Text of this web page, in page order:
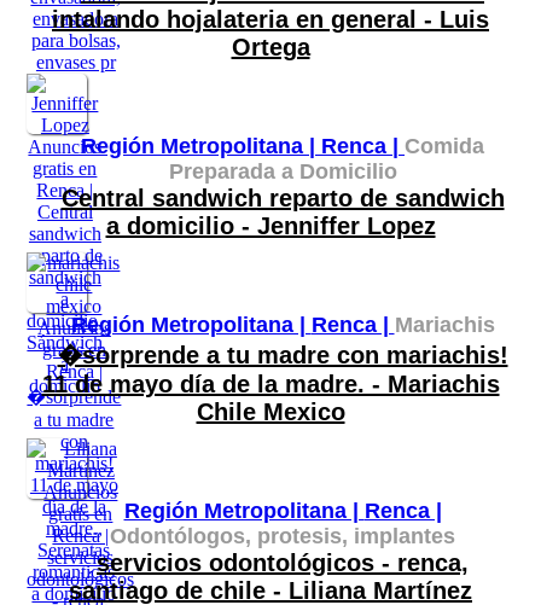
intalando hojalateria en general - Luis
Ortega
Región Metropolitana | Renca | Comida
Preparada a Domicilio
Central sandwich reparto de sandwich
a domicilio - Jenniffer Lopez
Región Metropolitana | Renca | Mariachis
�sorprende a tu madre con mariachis!
11 de mayo día de la madre. - Mariachis
Chile Mexico
Región Metropolitana | Renca |
Odontólogos, protesis, implantes
servicios odontológicos - renca,
santiago de chile - Liliana Martínez